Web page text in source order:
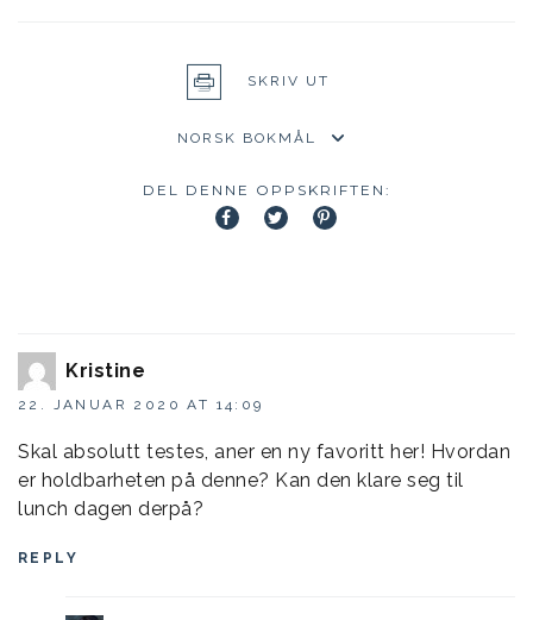
SKRIV UT
DEL DENNE OPPSKRIFTEN:
Kristine
22. JANUAR 2020 AT 14:09
Skal absolutt testes, aner en ny favoritt her! Hvordan
er holdbarheten på denne? Kan den klare seg til
lunch dagen derpå?
REPLY